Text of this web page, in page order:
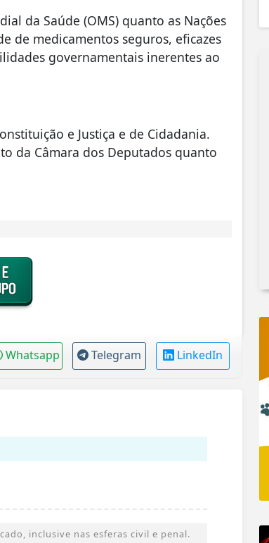
da Saúde (OMS) quanto as Nações
de medicamentos seguros, eficazes
governamentais inerentes ao
e Justiça e de Cidadania.
da Câmara dos Deputados quanto
Whatsapp Telegram LinkedIn
inclusive nas esferas civil e penal.